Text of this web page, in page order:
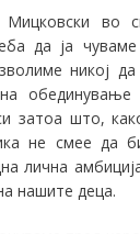
Мицковски во
да ја
никој
затоа што,
не смее да
лична
нашите деца.